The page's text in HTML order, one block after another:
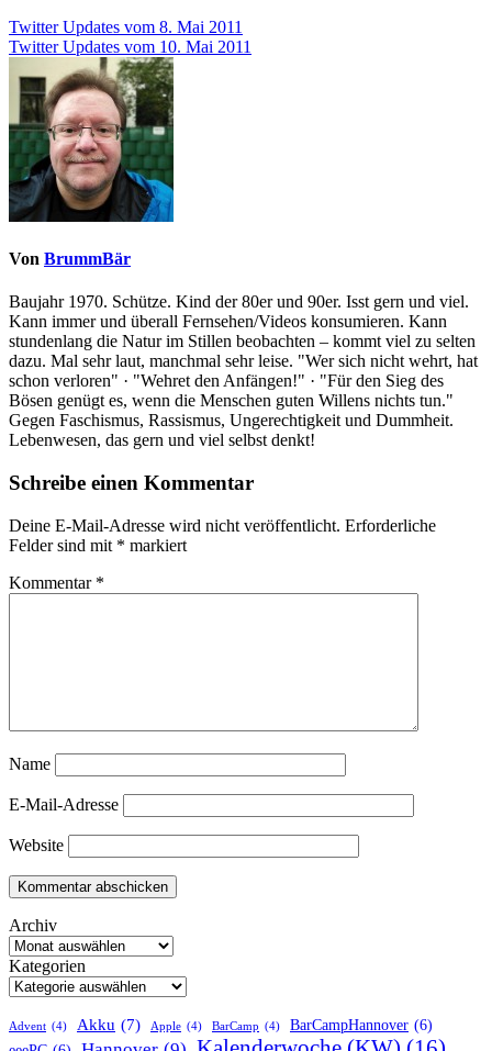
Beitragsnavigation
Twitter Updates vom 8. Mai 2011
Twitter Updates vom 10. Mai 2011
Von BrummBär
Baujahr 1970. Schütze. Kind der 80er und 90er. Isst gern und viel.
Kann immer und überall Fernsehen/Videos konsumieren. Kann
stundenlang die Natur im Stillen beobachten – kommt viel zu selten
dazu. Mal sehr laut, manchmal sehr leise. "Wer sich nicht wehrt, hat
schon verloren" · "Wehret den Anfängen!" · "Für den Sieg des
Bösen genügt es, wenn die Menschen guten Willens nichts tun."
Gegen Faschismus, Rassismus, Ungerechtigkeit und Dummheit.
Lebenwesen, das gern und viel selbst denkt!
Schreibe einen Kommentar
Deine E-Mail-Adresse wird nicht veröffentlicht. Erforderliche
Felder sind mit * markiert
Kommentar *
Name
E-Mail-Adresse
Website
Archiv
Kategorien
Advent (4) Akku (7) Apple (4) BarCamp (4) BarCampHannover (6)